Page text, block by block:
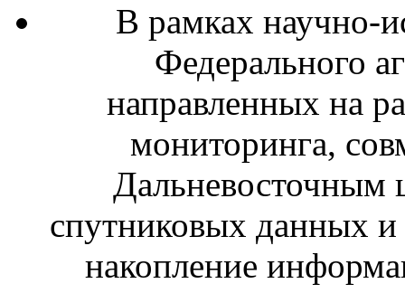
В рамках научно-
Федерального
направленных на
мониторинга,
Дальневосточным
спутниковых данных
накопление